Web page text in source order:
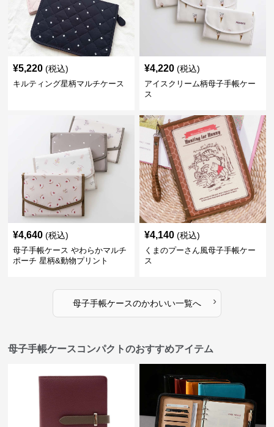
¥5,220 (税込)
キルティング星柄マルチケース
¥4,220 (税込)
アイスクリーム柄母子手帳ケー
ス
¥4,640 (税込)
母子手帳ケース やわらかマルチ
ポーチ 星柄&動物プリント
¥4,140 (税込)
くまのプーさん風母子手帳ケー
ス
母子手帳ケースのかわいい一覧へ ›
母子手帳ケースコンパクトのおすすめアイテム